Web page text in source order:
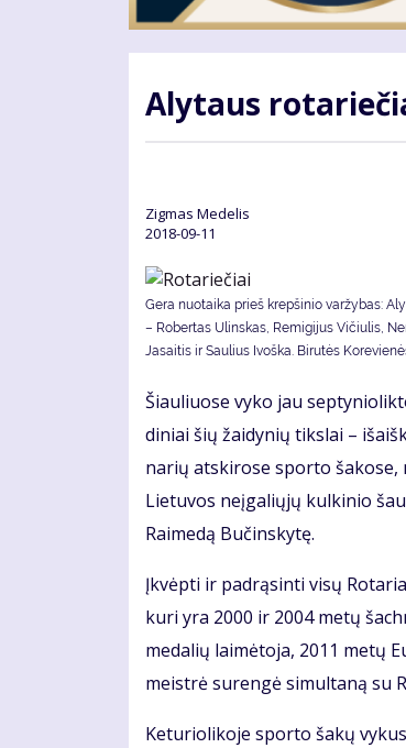
Aly­taus
Zig­mas Me­de­lis
2018-09-11
Gera nuotaika prieš krepšinio varžybas:
– Robertas Ulinskas, Remigijus Vičiulis,
Jasaitis ir Saulius Ivoška. Bi­ru­tės
Šiau­liuo­se vy­ko jau
di­niai šių žai­dy­nių tiks­lai –
na­rių at­ski­ro­se spor­to
Lie­tu­vos ne­įga­lių­jų kul­ki­nio
Rai­me­dą Bu­čins­ky­tę.
Įkvėp­ti ir pa­drą­sin­ti vi­sų
ku­ri yra 2000 ir 2004 me­tų
me­da­lių lai­mė­to­ja, 2011 me­tų
meist­rė su­ren­gė si­mul­ta­ną su
Ke­tu­rio­li­ko­je spor­to ša­kų